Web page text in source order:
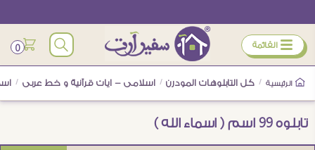
ÿ القائمة 0
الرئيسية / كل التابلوهات المودرن / اسلامى - ايات قرآنية و خط عربى /
تابلوه 99 اسم ( اسماء الله )